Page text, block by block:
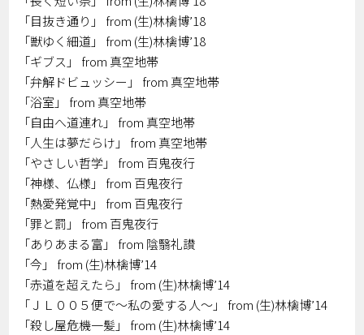
「目抜き通り」 from (生)林檎博’18
「獣ゆく細道」 from (生)林檎博’18
「ギブス」 from 真空地帯
「弁解ドビュッシー」 from 真空地帯
「浴室」 from 真空地帯
「自由へ道連れ」 from 真空地帯
「人生は夢だらけ」 from 真空地帯
「やさしい哲学」 from 百鬼夜行
「神様、仏様」 from 百鬼夜行
「熱愛発覚中」 from 百鬼夜行
「罪と罰」 from 百鬼夜行
「ありあまる富」 from 陰翳礼讃
「今」 from (生)林檎博’14
「赤道を超えたら」 from (生)林檎博’14
「ＪＬ００５便で～私の愛する人～」 from (生)林檎博’14
「殺し屋危機一髪」 from (生)林檎博’14